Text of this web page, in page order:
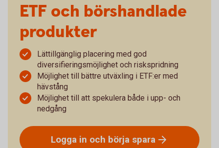
ETF och börshandlade
produkter
Lättillgänglig placering med god
diversifieringsmöjlighet och riskspridning
Möjlighet till bättre utväxling i ETF:er med
hävstång
Möjlighet till att spekulera både i upp- och
nedgång
Logga in och börja spara